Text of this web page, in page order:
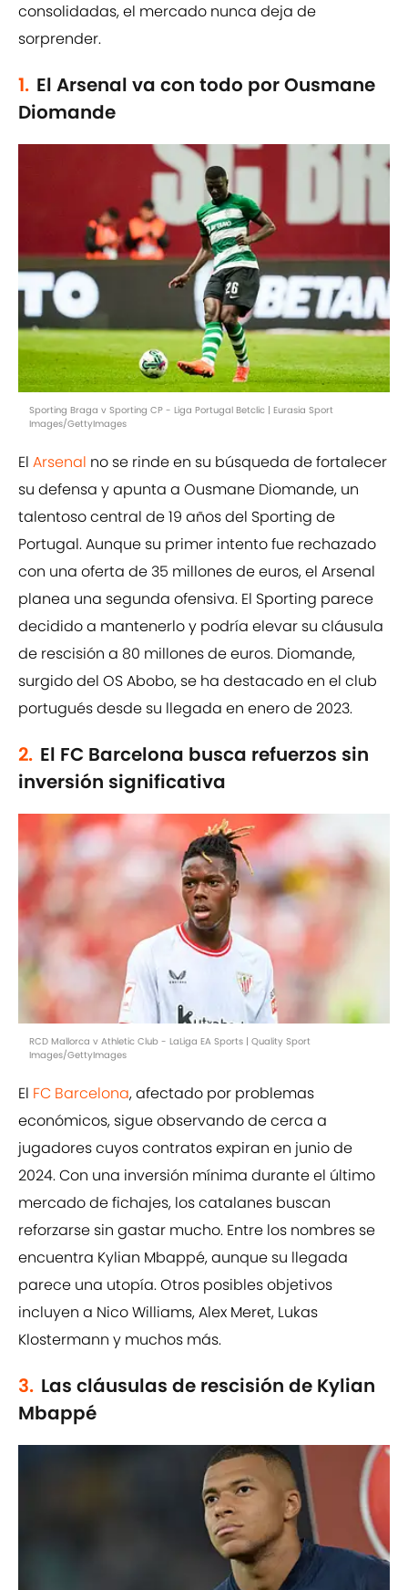
consolidadas, el mercado nunca deja de
sorprender.
1. El Arsenal va con todo por Ousmane
Diomande
Sporting Braga v Sporting CP - Liga Portugal Betclic | Eurasia Sport
Images/GettyImages
El Arsenal no se rinde en su búsqueda de fortalecer
su defensa y apunta a Ousmane Diomande, un
talentoso central de 19 años del Sporting de
Portugal. Aunque su primer intento fue rechazado
con una oferta de 35 millones de euros, el Arsenal
planea una segunda ofensiva. El Sporting parece
decidido a mantenerlo y podría elevar su cláusula
de rescisión a 80 millones de euros. Diomande,
surgido del OS Abobo, se ha destacado en el club
portugués desde su llegada en enero de 2023.
2. El FC Barcelona busca refuerzos sin
inversión significativa
RCD Mallorca v Athletic Club - LaLiga EA Sports | Quality Sport
Images/GettyImages
El FC Barcelona, afectado por problemas
económicos, sigue observando de cerca a
jugadores cuyos contratos expiran en junio de
2024. Con una inversión mínima durante el último
mercado de fichajes, los catalanes buscan
reforzarse sin gastar mucho. Entre los nombres se
encuentra Kylian Mbappé, aunque su llegada
parece una utopía. Otros posibles objetivos
incluyen a Nico Williams, Alex Meret, Lukas
Klostermann y muchos más.
3. Las cláusulas de rescisión de Kylian
Mbappé